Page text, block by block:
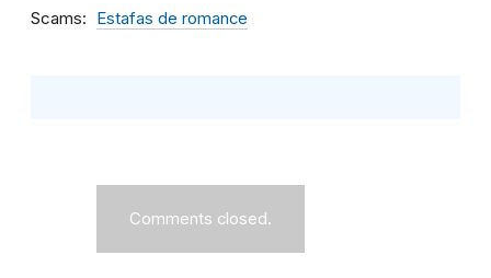
Scams Estafas de romance
Comments closed.